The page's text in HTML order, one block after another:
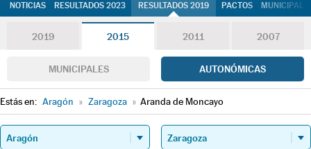
NOTICIAS RESULTADOS 2023 RESULTADOS 2019 PACTOS
2019 2015 2011 2007
MUNICIPALES AUTONÓMICAS
Estás en: Aragón » Zaragoza » Aranda de Moncayo